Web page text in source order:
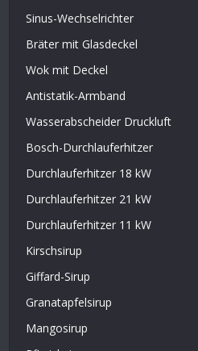
Sinus-Wechselrichter
Bräter mit Glasdeckel
Wok mit Deckel
Antistatik-Armband
Wasserabscheider Druckluft
Bosch-Durchlauferhitzer
Durchlauferhitzer 18 kW
Durchlauferhitzer 21 kW
Durchlauferhitzer 11 kW
Kirschsirup
Giffard-Sirup
Granatapfelsirup
Mangosirup